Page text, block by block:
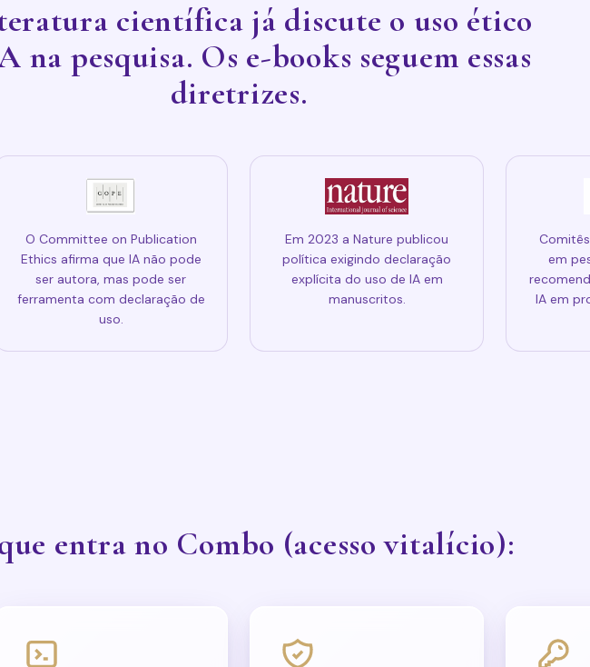
científica já discute o uso ético
na pesquisa. Os e-books seguem essas
diretrizes.
O Committee on Publication
Ethics afirma que IA não pode
ser autora, mas pode ser
ferramenta com declaração de
uso.
Em 2023 a Nature publicou
política exigindo declaração
explícita do uso de IA em
manuscritos.
em
IA em
entra no Combo (acesso vitalício):